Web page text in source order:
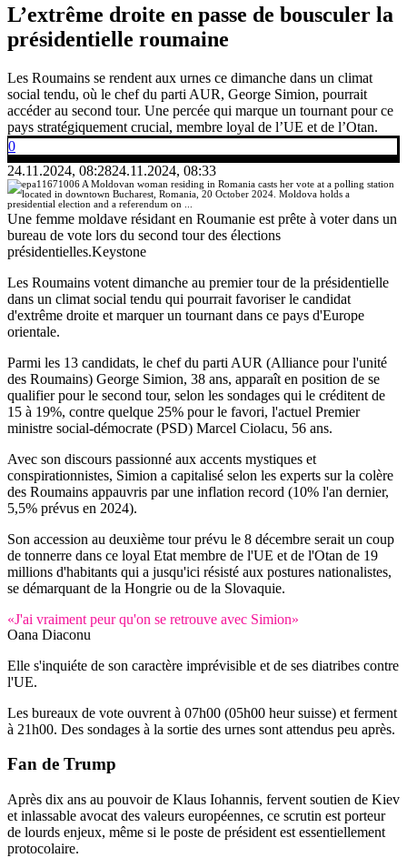
L’extrême droite en passe de bousculer la
présidentielle roumaine
Les Roumains se rendent aux urnes ce dimanche dans un climat
social tendu, où le chef du parti AUR, George Simion, pourrait
accéder au second tour. Une percée qui marque un tournant pour ce
pays stratégiquement crucial, membre loyal de l’UE et de l’Otan.
0
24.11.2024, 08:2824.11.2024, 08:33
Une femme moldave résidant en Roumanie est prête à voter dans un
bureau de vote lors du second tour des élections
présidentielles.Keystone
Les Roumains votent dimanche au premier tour de la présidentielle
dans un climat social tendu qui pourrait favoriser le candidat
d'extrême droite et marquer un tournant dans ce pays d'Europe
orientale.
Parmi les 13 candidats, le chef du parti AUR (Alliance pour l'unité
des Roumains) George Simion, 38 ans, apparaît en position de se
qualifier pour le second tour, selon les sondages qui le créditent de
15 à 19%, contre quelque 25% pour le favori, l'actuel Premier
ministre social-démocrate (PSD) Marcel Ciolacu, 56 ans.
Avec son discours passionné aux accents mystiques et
conspirationnistes, Simion a capitalisé selon les experts sur la colère
des Roumains appauvris par une inflation record (10% l'an dernier,
5,5% prévus en 2024).
Son accession au deuxième tour prévu le 8 décembre serait un coup
de tonnerre dans ce loyal Etat membre de l'UE et de l'Otan de 19
millions d'habitants qui a jusqu'ici résisté aux postures nationalistes,
se démarquant de la Hongrie ou de la Slovaquie.
«J'ai vraiment peur qu'on se retrouve avec Simion»
Oana Diaconu
Elle s'inquiéte de son caractère imprévisible et de ses diatribes contre
l'UE.
Les bureaux de vote ouvrent à 07h00 (05h00 heur suisse) et ferment
à 21h00. Des sondages à la sortie des urnes sont attendus peu après.
Fan de Trump
Après dix ans au pouvoir de Klaus Iohannis, fervent soutien de Kiev
et inlassable avocat des valeurs européennes, ce scrutin est porteur
de lourds enjeux, même si le poste de président est essentiellement
protocolaire.